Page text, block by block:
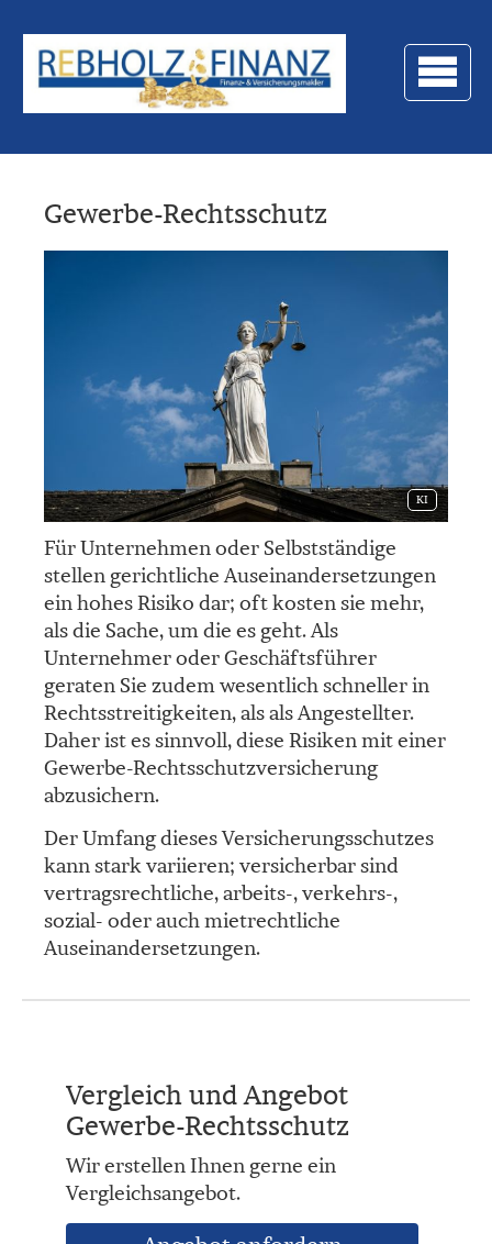
Gewerbe-Rechtsschutz
KI
Für Unternehmen oder Selbstständige
stellen gerichtliche Auseinandersetzungen
ein hohes Risiko dar; oft kosten sie mehr,
als die Sache, um die es geht. Als
Unternehmer oder Geschäftsführer
geraten Sie zudem wesentlich schneller in
Rechtsstreitigkeiten, als als Angestellter.
Daher ist es sinnvoll, diese Risiken mit einer
Gewerbe-Rechts­schutz­ver­si­che­rung
abzusichern.
Der Umfang dieses Versicherungsschutzes
kann stark variieren; versicherbar sind
vertragsrechtliche, arbeits-, verkehrs-,
sozial- oder auch mietrechtliche
Auseinandersetzungen.
Vergleich und Angebot
Gewerbe-Rechtsschutz
Wir erstellen Ihnen gerne ein
Vergleichsangebot.